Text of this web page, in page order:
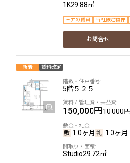
1K29.88㎡
三井の賃貸 当社限定物件
お問合せ
新着 賃料改定
5階５２５
150,000円10,000円
1.0ヶ月 1.0ヶ月
Studio29.72㎡